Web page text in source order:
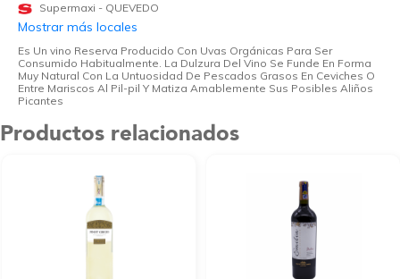
Supermaxi - QUEVEDO
Mostrar más locales
Es Un vino Reserva Producido Con Uvas Orgánicas Para Ser
Consumido Habitualmente. La Dulzura Del Vino Se Funde En Forma
Muy Natural Con La Untuosidad De Pescados Grasos En Ceviches O
Entre Mariscos Al Pil-pil Y Matiza Amablemente Sus Posibles Aliños
Picantes
Productos relacionados